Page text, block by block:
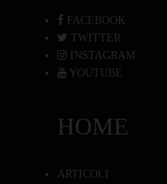
FACEBOOK
TWITTER
INSTAGRAM
YOUTUBE
HOME
ARTICOLI